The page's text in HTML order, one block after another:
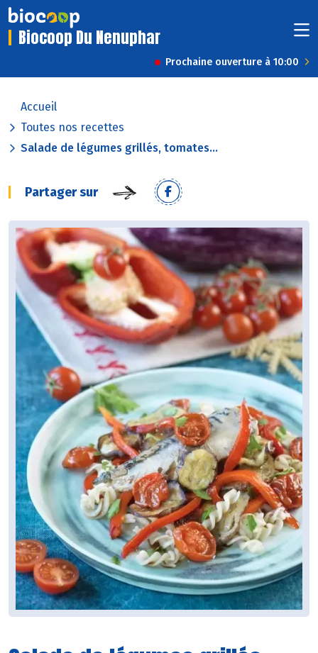
Biocoop Du Nenuphar
Prochaine ouverture à 10:00
Accueil
Toutes nos recettes
Salade de légumes grillés, tomates...
Partager sur